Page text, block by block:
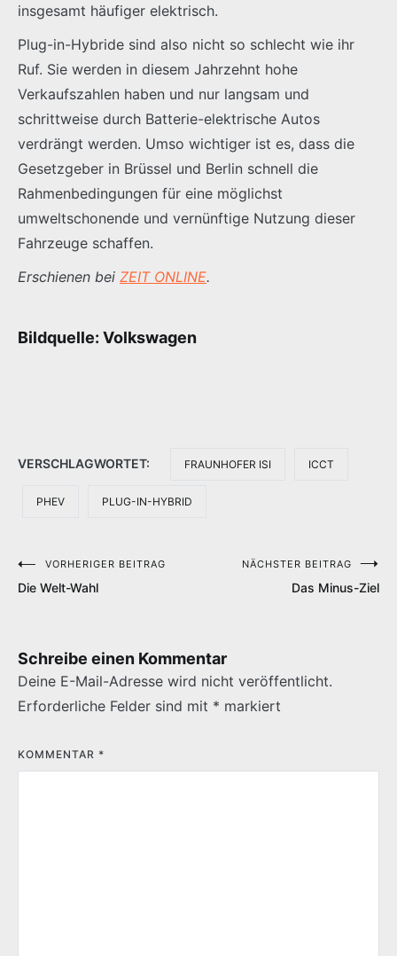
insgesamt häufiger elektrisch.
Plug-in-Hybride sind also nicht so schlecht wie ihr
Ruf. Sie werden in diesem Jahrzehnt hohe
Verkaufszahlen haben und nur langsam und
schrittweise durch Batterie-elektrische Autos
verdrängt werden. Umso wichtiger ist es, dass die
Gesetzgeber in Brüssel und Berlin schnell die
Rahmenbedingungen für eine möglichst
umweltschonende und vernünftige Nutzung dieser
Fahrzeuge schaffen.
Erschienen bei ZEIT ONLINE.
Bildquelle: Volkswagen
VERSCHLAGWORTET: FRAUNHOFER ISI ICCT
PHEV PLUG-IN-HYBRID
Beitragsnavigation
VORHERIGER BEITRAG
Die Welt-Wahl
NÄCHSTER BEITRAG
Das Minus-Ziel
Schreibe einen Kommentar
Deine E-Mail-Adresse wird nicht veröffentlicht.
Erforderliche Felder sind mit * markiert
KOMMENTAR *